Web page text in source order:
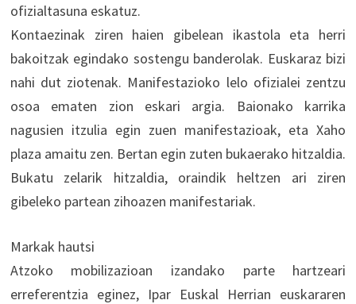
ofizialtasuna eskatuz.
Kontaezinak ziren haien gibelean ikastola eta herri
bakoitzak egindako sostengu banderolak. Euskaraz bizi
nahi dut ziotenak. Manifestazioko lelo ofizialei zentzu
osoa ematen zion eskari argia. Baionako karrika
nagusien itzulia egin zuen manifestazioak, eta Xaho
plaza amaitu zen. Bertan egin zuten bukaerako hitzaldia.
Bukatu zelarik hitzaldia, oraindik heltzen ari ziren
gibeleko partean zihoazen manifestariak.
Markak hautsi
Atzoko mobilizazioan izandako parte hartzeari
erreferentzia eginez, Ipar Euskal Herrian euskararen